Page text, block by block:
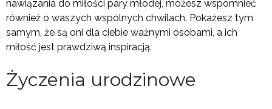
nawiązania do miłości pary młodej, możesz wspomnieć
również o waszych wspólnych chwilach. Pokażesz tym
samym, że są oni dla ciebie ważnymi osobami, a ich
miłość jest prawdziwą inspiracją.
Życzenia urodzinowe